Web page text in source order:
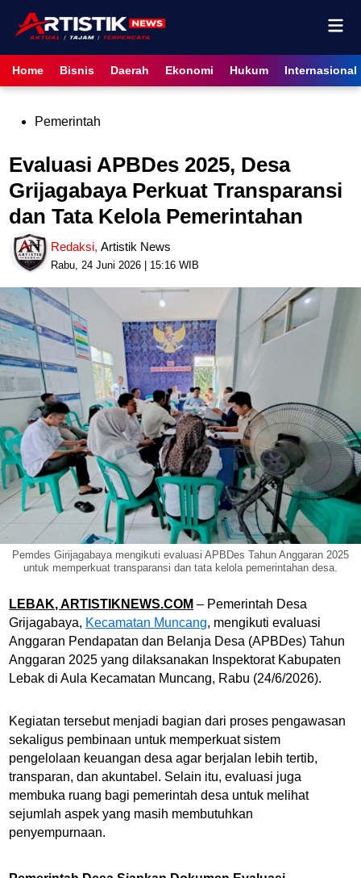
content
Home Bisnis Daerah Ekonomi Hukum Internasional
PostedPemerintah
Evaluasi APBDes 2025, Desa
Grijagabaya Perkuat Transparansi
dan Tata Kelola Pemerintahan
Redaksi,Artistik News
Rabu, 24 Juni 2026 | 15:16 WIB
Pemdes Girijagabaya mengikuti evaluasi APBDes Tahun Anggaran 2025
untuk memperkuat transparansi dan tata kelola pemerintahan desa.
LEBAK, ARTISTIKNEWS.COM – Pemerintah Desa
Grijagabaya, Kecamatan Muncang, mengikuti evaluasi
Anggaran Pendapatan dan Belanja Desa (APBDes) Tahun
Anggaran 2025 yang dilaksanakan Inspektorat Kabupaten
Lebak di Aula Kecamatan Muncang, Rabu (24/6/2026).
Kegiatan tersebut menjadi bagian dari proses pengawasan
sekaligus pembinaan untuk memperkuat sistem
pengelolaan keuangan desa agar berjalan lebih tertib,
transparan, dan akuntabel. Selain itu, evaluasi juga
membuka ruang bagi pemerintah desa untuk melihat
sejumlah aspek yang masih membutuhkan
penyempurnaan.